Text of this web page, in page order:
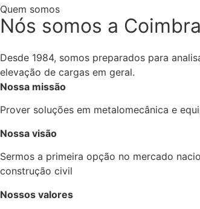
Quem somos
Nós somos a Coimbra
Desde 1984, somos preparados para
elevação de cargas em geral.
Nossa missão
Prover soluções em metalomecânica e
Nossa visão
Sermos a primeira opção no mercado
construção civil
Nossos valores